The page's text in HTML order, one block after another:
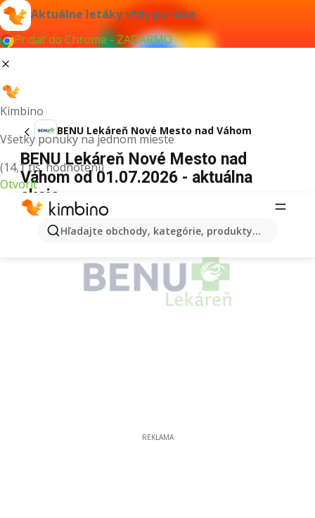
Aktuálne letáky vždy po ruke
Pridať do Chrome - ZADARMO
Kimbino
Všetky ponuky na jednom mieste
(14,1 tis. hodnotení)
Otvoriť
Hľadajte obchody, kategórie, produkty...
BENU Lekáreň Nové Mesto nad Váhom
BENU Lekáreň Nové Mesto nad
Váhom od 01.07.2026 - aktuálna
akcia
REKLAMA